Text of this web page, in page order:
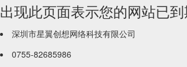
出现此页面表示您的网站已
深圳市星翼创想网络科技有限公司
0755-82685986